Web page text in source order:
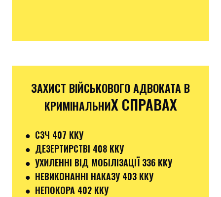
ЗАХИСТ ВІЙСЬКОВОГО АДВОКАТА В
КРИМІНАЛЬНИХ СПРАВАХ
● СЗЧ 407 ККУ
● ДЕЗЕРТИРСТВІ 408 ККУ
● УХИЛЕННІ ВІД МОБІЛІЗАЦІЇ 336 ККУ
● НЕВИКОНАННІ НАКАЗУ 403 ККУ
● НЕПОКОРА 402 ККУ